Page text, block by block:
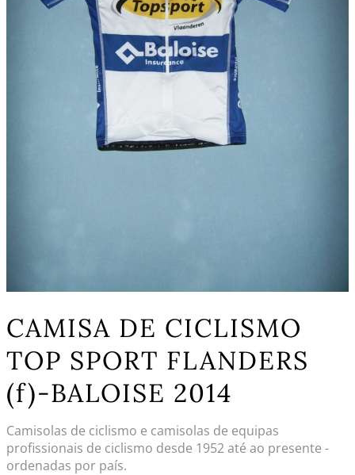
CAMISA DE CICLISMO
TOP SPORT FLANDERS
(f)-BALOISE 2014
Camisolas de ciclismo e camisolas de equipas
profissionais de ciclismo desde 1952 até ao presente -
ordenadas por país.